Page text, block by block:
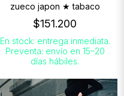
zueco japon ★ tabaco
$151.200
En stock: entrega inmediata.
Preventa: envío en 15–20
días hábiles.